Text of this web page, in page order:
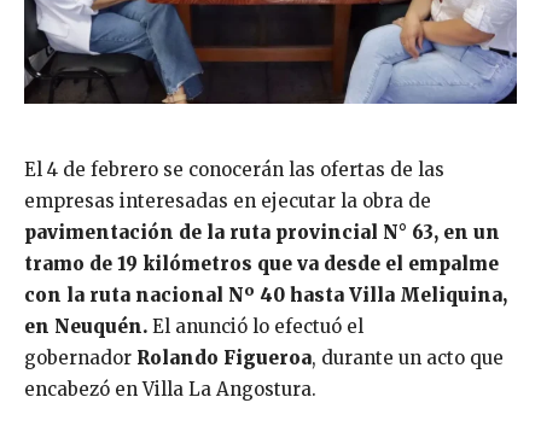
El 4 de febrero se conocerán las ofertas de las
empresas interesadas en ejecutar la obra de
pavimentación de la ruta provincial N° 63, en un
tramo de 19 kilómetros que va desde el empalme
con la ruta nacional Nº 40 hasta Villa Meliquina,
en Neuquén. El anunció lo efectuó el
gobernador Rolando Figueroa, durante un acto que
encabezó en Villa La Angostura.